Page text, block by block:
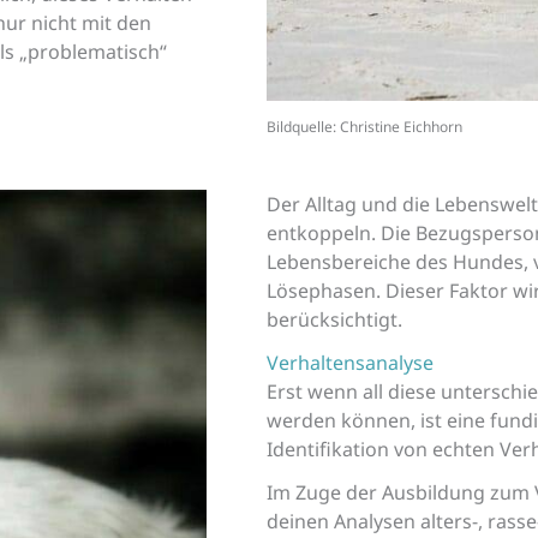
nicht mit den
„problematisch“
Bildquelle: Christine Eichhorn
Der Alltag und die
entkoppeln. Die
Lebensbereiche des
Lösephasen. Dieser Faktor
berücksichtigt.
Verhaltensanalyse
Erst wenn all diese
werden können, ist eine
Identifikation von echten
Im Zuge der Ausbildung
deinen Analysen alters-,